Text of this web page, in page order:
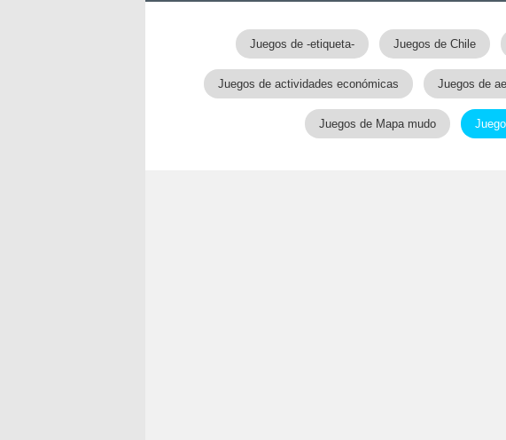
Juegos de -etiqueta- Juegos de Chile
Juegos de actividades económicas Juegos de
Juegos de Mapa mudo